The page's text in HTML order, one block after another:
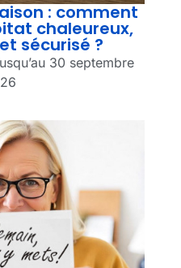
: comment
chaleureux,
sécurisé ?
30 septembre